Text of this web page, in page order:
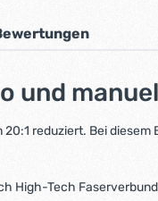
reduziert. Bei
High-Tech